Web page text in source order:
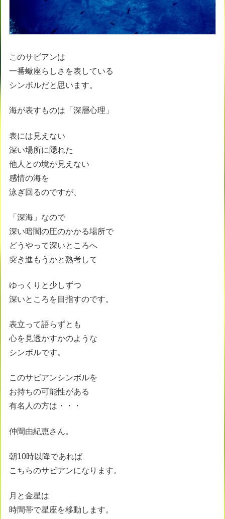
このサビアンは
一番蠍座らしさを表している
シンボルだと思います。
海が表すものは「深層心理」
表には見えない
深い場所に隠れた
他人との境が見えない
感情の海を
泳ぎ回るのですが、
「深海」なので
深い暗闇の圧のかかる場所で
どうやって深いところへ
突き進もうかと熟考して
ゆっくりと少しずつ
深いところを目指すのです。
表立って語らずとも
心を見透かすかのような
シンボルです。
このサビアンシンボルを
お持ちの可能性がある
有名人の方は・・・
仲間由紀恵さん。
朝10時以降であれば
こちらのサビアンになります。
月と金星は
時間帯で星座を移動します。